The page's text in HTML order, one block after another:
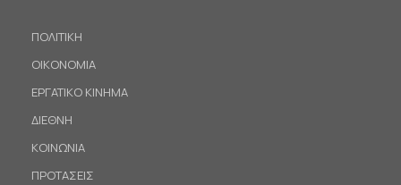
ΠΟΛΙΤΙΚΗ
ΟΙΚΟΝΟΜΙΑ
ΕΡΓΑΤΙΚΟ ΚΙΝΗΜΑ
ΔΙΕΘΝΗ
ΚΟΙΝΩΝΙΑ
ΠΡΟΤΑΣΕΙΣ